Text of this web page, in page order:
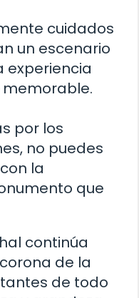
cuidados
un escenario
experiencia
por los
no puedes
la
que
continúa
de la
de todo